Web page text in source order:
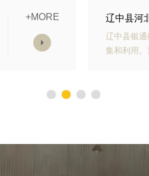
+MORE 辽中县山
辽中县银
能力强、